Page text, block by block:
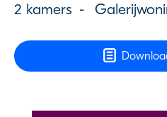
2 kamers -